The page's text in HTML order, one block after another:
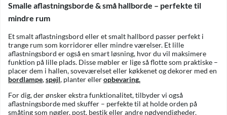
Smalle aflastningsborde & små hallborde – perfekte til
mindre rum
Et smalt aflastningsbord eller et smalt hallbord passer perfekt i
trange rum som korridorer eller mindre værelser. Et lille
aflastningsbord er også en smart løsning, hvor du vil maksimere
funktion på lille plads. Disse møbler er lige så flotte som praktiske –
placer dem i hallen, soveværelset eller køkkenet og dekorer med en
bordlampe,spejl, planter elleropbevaring.
For dig, der ønsker ekstra funktionalitet, tilbyder vi også
aflastningsborde med skuffer – perfekte til at holde orden på
småting som nøgler, post, bestik eller andre nødvendigheder.